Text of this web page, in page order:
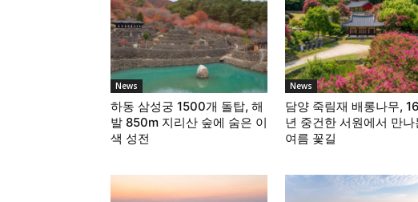
News
하동 삼성궁 1500개 돌탑, 해
발 850m 지리산 숲에 숨은 이
색 성전
News
담양 죽림재 배롱나무,
년 중건한 서원에서 만나
여름 꽃길